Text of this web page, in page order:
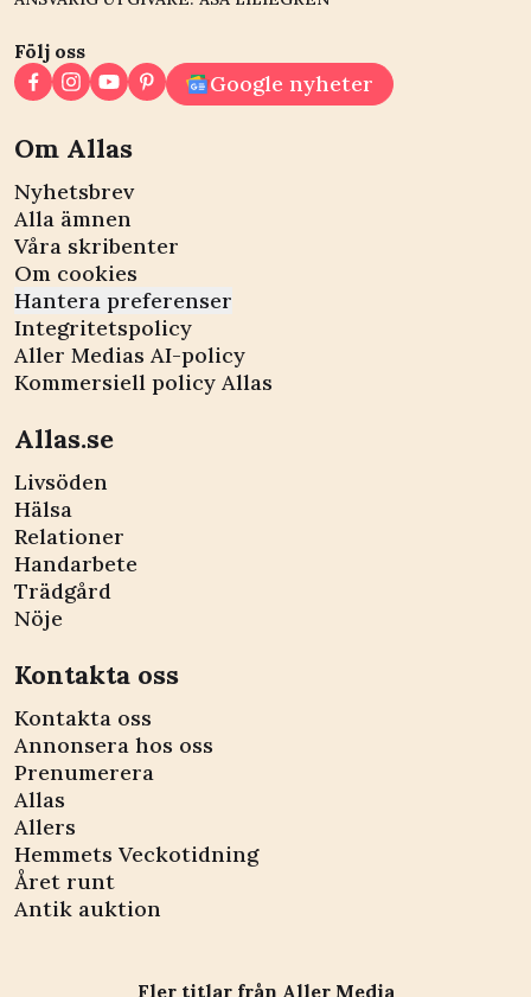
Följ oss
Google nyheter
Om Allas
Nyhetsbrev
Alla ämnen
Våra skribenter
Om cookies
Hantera preferenser
Integritetspolicy
Aller Medias AI-policy
Kommersiell policy Allas
Allas.se
Livsöden
Hälsa
Relationer
Handarbete
Trädgård
Nöje
Kontakta oss
Kontakta oss
Annonsera hos oss
Prenumerera
Allas
Allers
Hemmets Veckotidning
Året runt
Antik auktion
Fler titlar från Aller Media